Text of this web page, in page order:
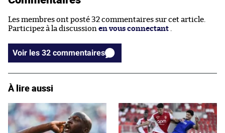
Les membres ont posté 32 commentaires sur cet article.
Participez à la discussion en vous connectant
Voir les 32 commentaires
À lire aussi